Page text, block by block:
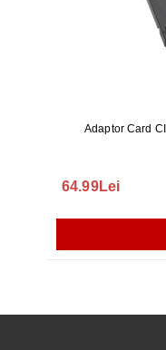
Adaptor Card
64.99Lei